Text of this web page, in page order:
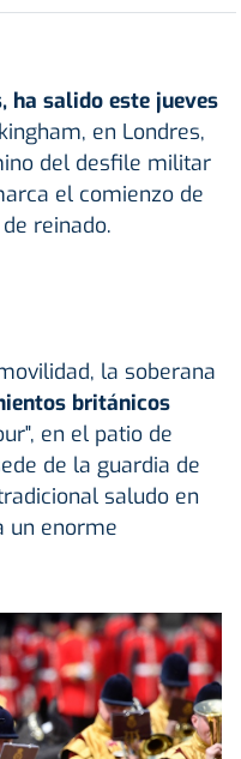
ha salido este jueves
en Londres,
del desfile militar
el comienzo de
reinado.
la soberana
británicos
en el patio de
de la guardia de
saludo en
un enorme